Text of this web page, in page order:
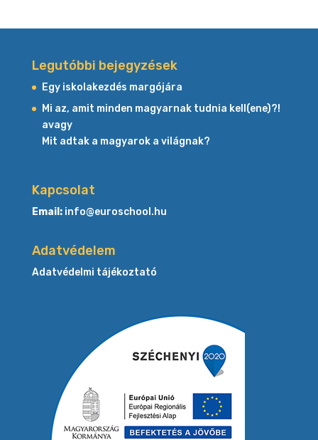
Legutóbbi bejegyzések
Egy iskolakezdés margójára
Mi az, amit minden magyarnak tudnia kell(ene)?!
avagy
Mit adtak a magyarok a világnak?
Kapcsolat
Email: info@euroschool.hu
Adatvédelem
Adatvédelmi tájékoztató